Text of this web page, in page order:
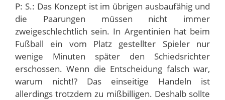
P: S.: Das Konzept ist im übrigen ausbaufähig und
die Paarungen müssen nicht immer
zweigeschlechtlich sein. In Argentinien hat beim
Fußball ein vom Platz gestellter Spieler nur
wenige Minuten später den Schiedsrichter
erschossen. Wenn die Entscheidung falsch war,
warum nicht!? Das einseitige Handeln ist
allerdings trotzdem zu mißbilligen. Deshalb sollte